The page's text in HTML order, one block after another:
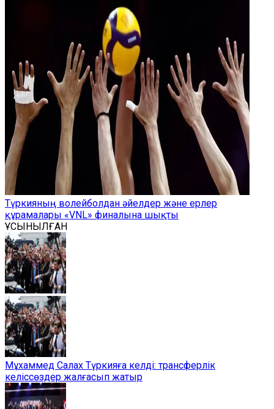
Түркияның волейболдан әйелдер және ерлер
құрамалары «VNL» финалына шықты
ҰСЫНЫЛҒАН
Мұхаммед Салах Түркияға келді: трансферлік
келіссөздер жалғасып жатыр